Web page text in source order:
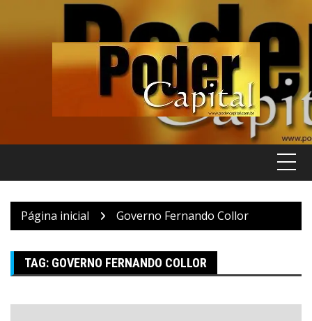
Página inicial Governo Fernando Collor
TAG: GOVERNO FERNANDO COLLOR